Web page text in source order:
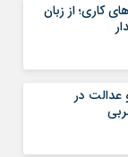
کاری؛ از زبان
عدالت در